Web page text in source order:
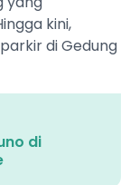
kini,
di Gedung
di